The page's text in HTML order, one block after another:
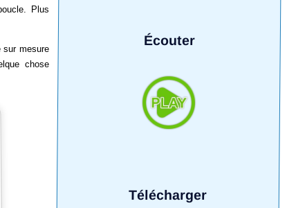
Écouter
Télécharger
Plus
sur mesure
chose